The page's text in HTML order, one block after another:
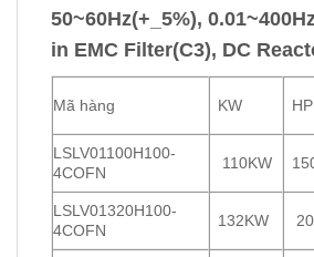
50~60Hz(+_5%),
in EMC Filter(C3), DC
Mã hàng KW HP
LSLV01100H100-
4COFN
110KW
LSLV01320H100-
4COFN
132KW